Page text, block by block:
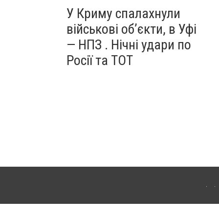
У Криму спалахнули
військові об’єкти, в Уфі
— НПЗ . Нічні удари по
Росії та ТОТ